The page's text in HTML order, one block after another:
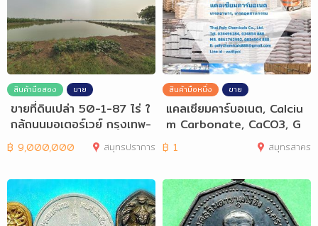
สินค้ามือสอง ขาย
ขายที่ดินเปล่า 50-1-87 ไร่ ใ
กล้ถนนมอเตอร์เวย์ กรุงเทพ-
ชลบุรี
฿ 9,000,000 สมุทรปราการ
สินค้ามือหนึ่ง ขาย
แคลเซียมคาร์บอเนต, Calciu
m Carbonate, CaCO3, G
CC, PCC, เกรดอ
฿ 1 สมุทรสาคร